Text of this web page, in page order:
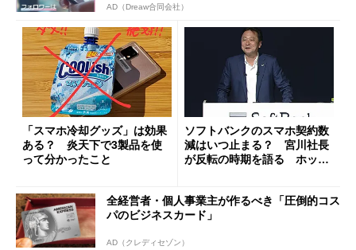
AD（Dreaw合同会社）
「スマホ冷却グッズ」は効果
ある？ 炎天下で3製品を使
って分かったこと
ソフトバンクのスマホ契約数
減はいつ止まる？ 宮川社長
が反転の時期を語る ホッピ
全経営者・個人事業主が作るべき「圧倒的コス
パのビジネスカード」
AD（クレディセゾン）